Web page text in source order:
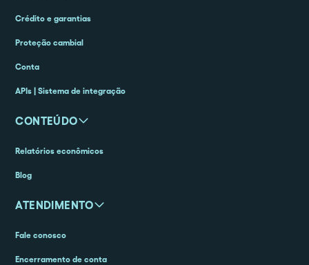
Crédito e garantias
Proteção cambial
Conta
APIs | Sistema de integração
CONTEÚDO
Relatórios econômicos
Blog
ATENDIMENTO
Fale conosco
Encerramento de conta